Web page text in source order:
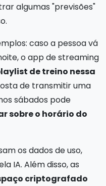
algumas "previsões"
caso a pessoa vá
o app de streaming
de treino nessa
de transmitir uma
sábados pode
sobre o horário do
os dados de uso,
IA. Além disso, as
criptografado